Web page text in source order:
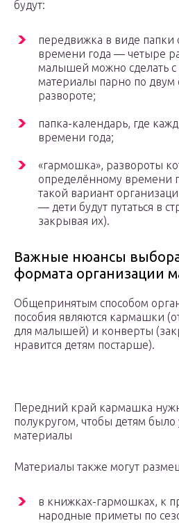
будут:
передвижка в виде папки
времени года — четыре
малышей можно сделать с
материалы парно по двум
развороте;
папка-календарь, где
времени года;
«гармошка», развороты
определённому времени
такой вариант
— дети будут путаться в
закрывая их).
Важные нюансы выбора
формата организации
Общепринятым способом
пособия являются кармашки
для малышей) и конверты
нравится детям постарше).
Передний край кармашка
полукругом, чтобы детям было
материалы
Материалы также могут
в книжках-гармошках, к
народные приметы по